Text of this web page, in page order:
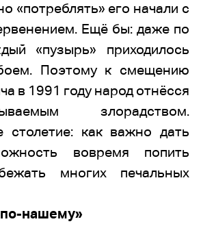
«потреблять» его начали с
Ещё бы: даже по
«пузырь» приходилось
Поэтому к смещению
в 1991 году народ отнёсся
злорадством.
столетие: как важно дать
вовремя попить
многих печальных
нашему»